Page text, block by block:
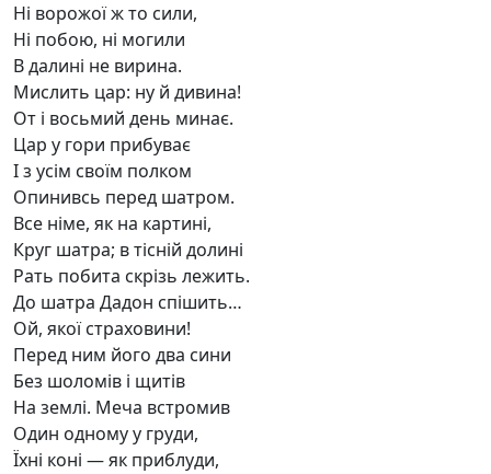
Ні ворожої ж то сили,
Ні побою, ні могили
В далині не вирина.
Мислить цар: ну й дивина!
От і восьмий день минає.
Цар у гори прибуває
І з усім своїм полком
Опинивсь перед шатром.
Все німе, як на картині,
Круг шатра; в тісній долині
Рать побита скрізь лежить.
До шатра Дадон спішить…
Ой, якої страховини!
Перед ним його два сини
Без шоломів і щитів
На землі. Меча встромив
Один одному у груди,
Їхні коні — як приблуди,